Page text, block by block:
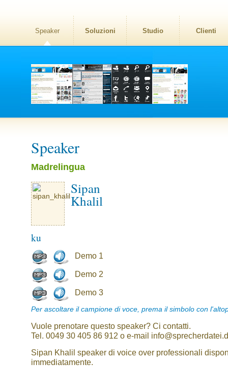
Speaker Soluzioni Studio Clienti
Speaker
Madrelingua
Sipan
Khalil
ku
Demo 1
Demo 2
Demo 3
Per ascoltare il campione di voce, prema il simbolo con
Vuole prenotare questo speaker? Ci contatti.
Tel. 0049 30 405 86 912 o e-mail
Sipan Khalil speaker di voice over professionali
immediatamente.